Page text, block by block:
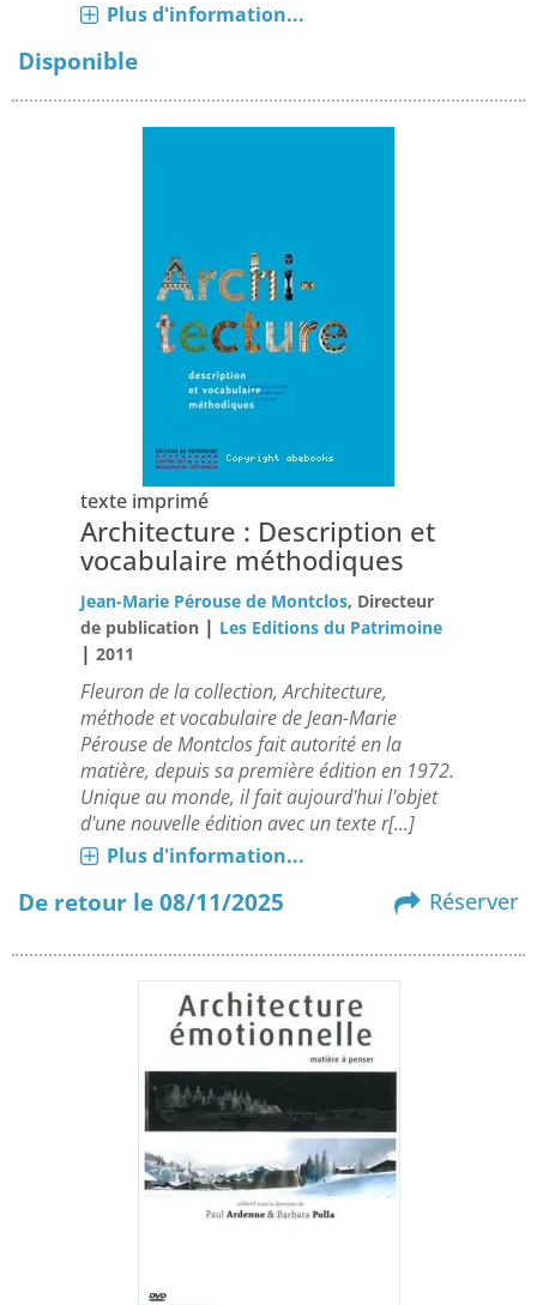
Plus d'information...
Disponible
texte imprimé
Architecture : Description et
vocabulaire méthodiques
Jean-Marie Pérouse de Montclos, Directeur
de publication | Les Editions du Patrimoine
|2011
Fleuron de la collection, Architecture,
méthode et vocabulaire de Jean-Marie
Pérouse de Montclos fait autorité en la
matière, depuis sa première édition en 1972.
Unique au monde, il fait aujourd'hui l'objet
d'une nouvelle édition avec un texte r[...]
Plus d'information...
Réserver
De retour le 08/11/2025